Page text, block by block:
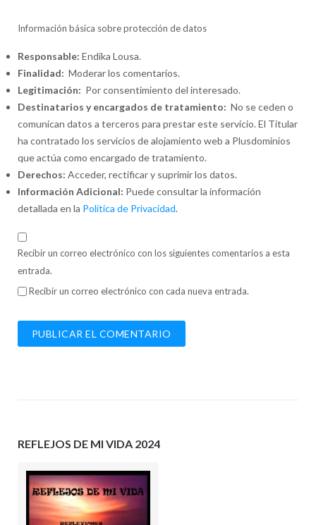
Información básica sobre protección de datos
Responsable: Endika Lousa.
Finalidad: Moderar los comentarios.
Legitimación: Por consentimiento del interesado.
Destinatarios y encargados de tratamiento: No se ceden o
comunican datos a terceros para prestar este servicio. El Titular
ha contratado los servicios de alojamiento web a Plusdominios
que actúa como encargado de tratamiento.
Derechos: Acceder, rectificar y suprimir los datos.
Información Adicional: Puede consultar la información
detallada en la Política de Privacidad.
Recibir un correo electrónico con los siguientes comentarios a esta
entrada.
Recibir un correo electrónico con cada nueva entrada.
REFLEJOS DE MI VIDA 2024